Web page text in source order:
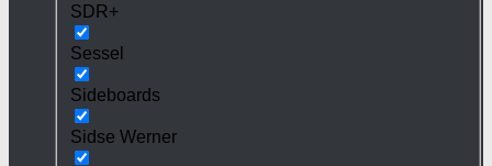
SDR+
Sessel
Sideboards
Sidse Werner